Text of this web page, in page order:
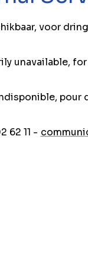
voor
unavailable,
62 11 -